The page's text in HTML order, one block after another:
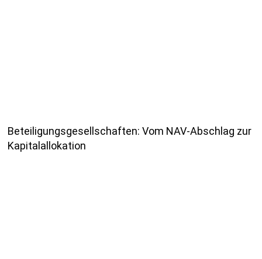
Beteiligungsgesellschaften: Vom NAV-Abschlag zur
Kapitalallokation